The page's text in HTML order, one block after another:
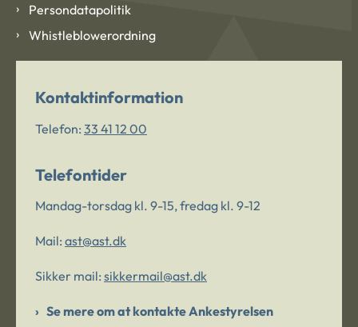
Persondatapolitik
Whistleblowerordning
Kontaktinformation
Telefon: 33 41 12 00
Telefontider
Mandag-torsdag kl. 9-15, fredag kl. 9-12
Mail: ast@ast.dk
Sikker mail: sikkermail@ast.dk
Se mere om at kontakte Ankestyrelsen